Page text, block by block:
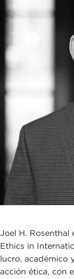
Joel H. Rosenthal
Ethics in
lucro, académico
acción ética, con